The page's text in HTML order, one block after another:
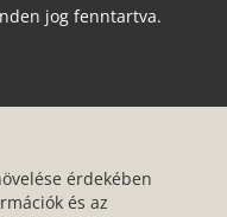
jog fenntartva.
érdekében
és az